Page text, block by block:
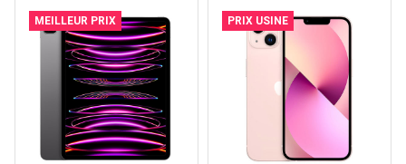
MEILLEUR PRIX PRIX USINE